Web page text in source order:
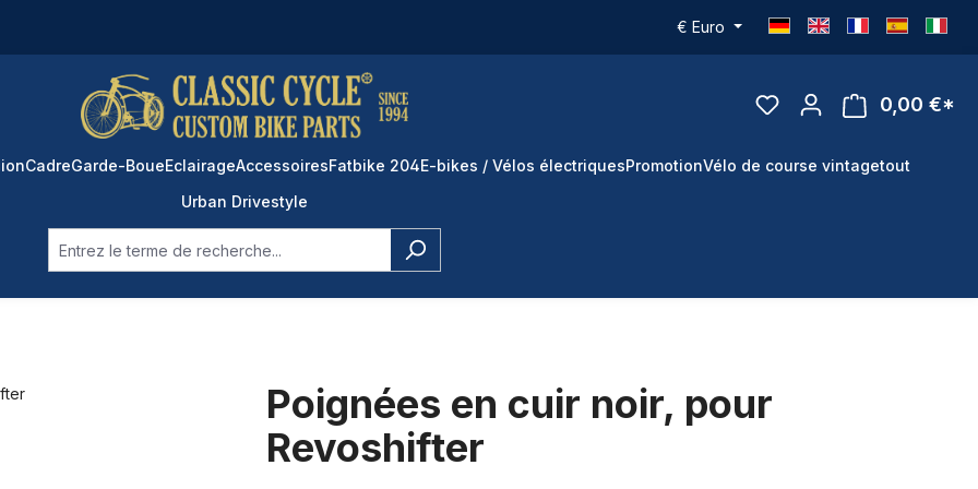
€ Euro
0,00 €*
CadreGarde-BoueEclairageAccessoiresFatbike 204E-bikes / Vélos électriquesPromotionVélo de course vintagetout
Urban Drivestyle
Poignées en cuir noir, pour
Revoshifter